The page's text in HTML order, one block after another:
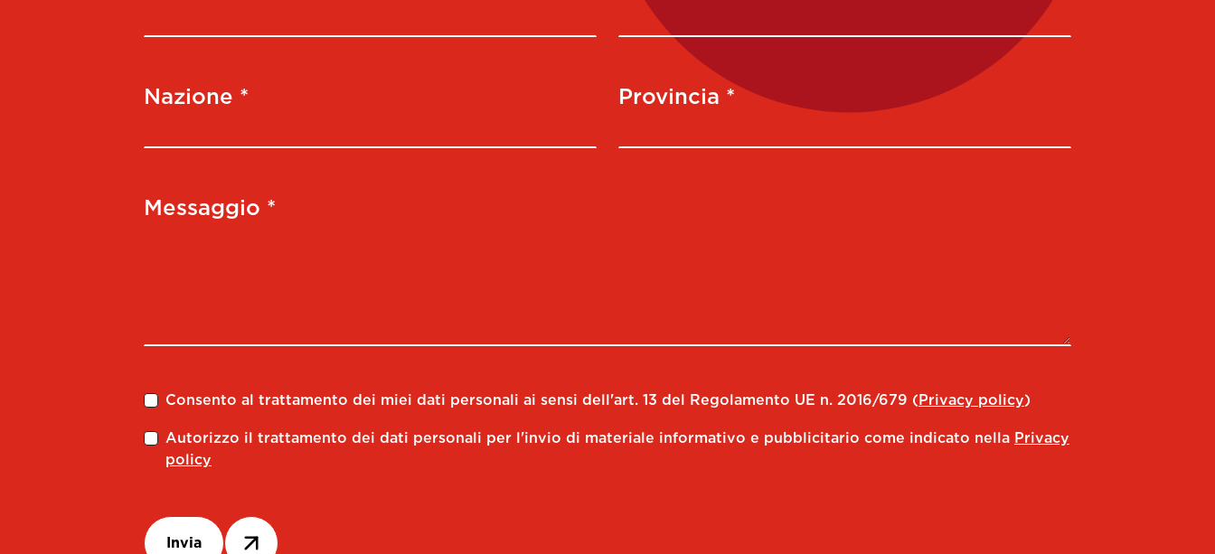
Nazione * Provincia *
Messaggio *
Consento al trattamento dei miei dati personali ai sensi dell'art. 13 del Regolamento UE n. 2016/679 (Privacy policy)
Autorizzo il trattamento dei dati personali per l'invio di materiale informativo e pubblicitario come indicato nella Privacy
policy
Invia